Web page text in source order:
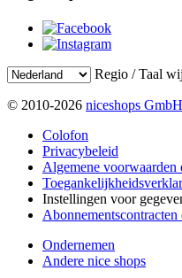
Regio / Taal
© 2010-2026 niceshops GmbH
Colofon
Privacybeleid
Algemene voorwaarden
Instellingen voor
Abonnementscontracten
Ondernemen
Andere nice shops